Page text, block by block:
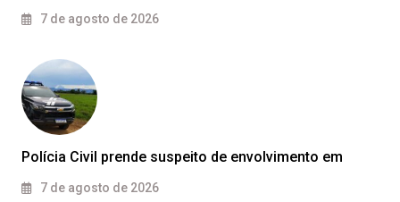
7 de agosto de 2026
Polícia Civil prende suspeito de envolvimento em
7 de agosto de 2026